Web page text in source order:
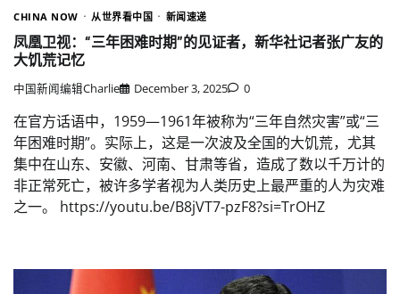
CHINA NOW 从世界看中国 新闻速递
凤凰卫视：“三年困难时期”的见证者，新华社记者张广友的
大饥荒记忆
中国新闻编辑Charlie December 3, 2025 0
在官方话语中，1959—1961年被称为“三年自然灾害”或“三
年困难时期”。实际上，这是一次波及全国的大饥荒，尤其
集中在山东、安徽、河南、甘肃等省，造成了数以千万计的
非正常死亡，被许多学者视为人类历史上最严重的人为灾难
之一。 https://youtu.be/B8jVT7-pzF8?si=TrOHZ